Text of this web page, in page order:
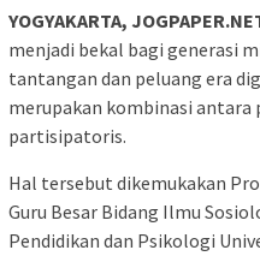
YOGYAKARTA,
menjadi bekal bagi generasi
tantangan dan peluang era
merupakan kombinasi antara
partisipatoris.
Hal tersebut dikemukakan
Guru Besar Bidang Ilmu
Pendidikan dan Psikologi